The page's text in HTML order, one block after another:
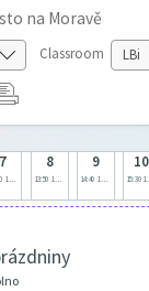
na Moravě
Classroom
7
13:45
8
13:50 14:35
9
14:40 15:25
10
15:30